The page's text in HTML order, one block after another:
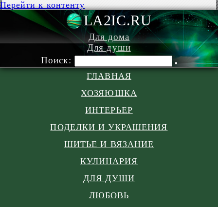
Перейти к контенту
LA2IC.RU
Для дома
Для души
Поиск:
ГЛАВНАЯ
ХОЗЯЮШКА
ИНТЕРЬЕР
ПОДЕЛКИ И УКРАШЕНИЯ
ШИТЬЕ И ВЯЗАНИЕ
КУЛИНАРИЯ
ДЛЯ ДУШИ
ЛЮБОВЬ